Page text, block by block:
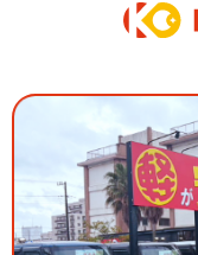
台風7号・8号の接
当店は通常営業を予
ご来店の際は、無理
28日は曇りの予報と
込みです。
ご来店をご検討のお
ください。
ご予約の変更や日時
お気軽にスタッフま
スタッフ一同、皆様